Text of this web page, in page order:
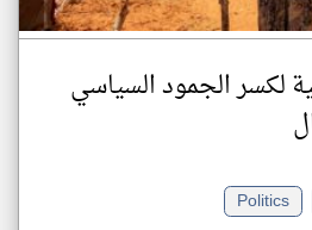
لكسر الجمود السياسي
Politics